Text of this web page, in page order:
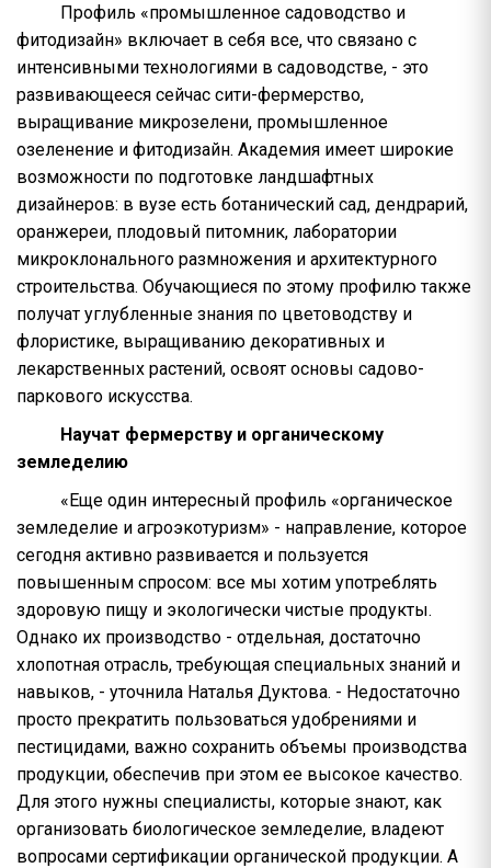
Профиль «промышленное садоводство и
фитодизайн» включает в себя все, что связано с
интенсивными технологиями в садоводстве, - это
развивающееся сейчас сити-фермерство,
выращивание микрозелени, промышленное
озеленение и фитодизайн. Академия имеет широкие
возможности по подготовке ландшафтных
дизайнеров: в вузе есть ботанический сад, дендрарий,
оранжереи, плодовый питомник, лаборатории
микроклонального размножения и архитектурного
строительства. Обучающиеся по этому профилю также
получат углубленные знания по цветоводству и
флористике, выращиванию декоративных и
лекарственных растений, освоят основы садово-
паркового искусства.
Научат фермерству и органическому
земледелию
«Еще один интересный профиль «органическое
земледелие и агроэкотуризм» - направление, которое
сегодня активно развивается и пользуется
повышенным спросом: все мы хотим употреблять
здоровую пищу и экологически чистые продукты.
Однако их производство - отдельная, достаточно
хлопотная отрасль, требующая специальных знаний и
навыков, - уточнила Наталья Дуктова. - Недостаточно
просто прекратить пользоваться удобрениями и
пестицидами, важно сохранить объемы производства
продукции, обеспечив при этом ее высокое качество.
Для этого нужны специалисты, которые знают, как
организовать биологическое земледелие, владеют
вопросами сертификации органической продукции. А